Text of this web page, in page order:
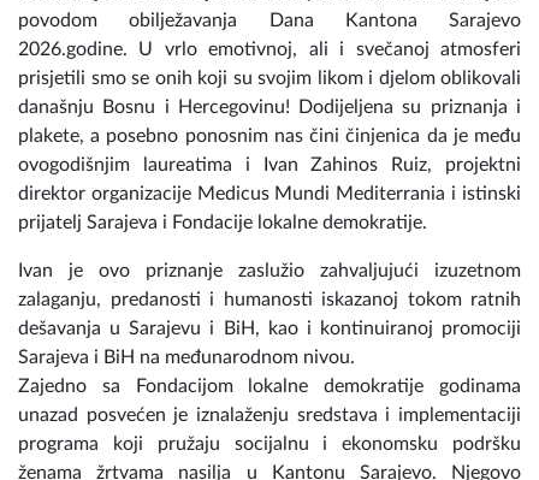
Proteklog petka (08.05) u Narodnom pozorištu Sarajevo
održana je Svečana sjednica Skupštine Kantona Sarajevo
povodom obilježavanja Dana Kantona Sarajevo
2026.godine. U vrlo emotivnoj, ali i svečanoj atmosferi
prisjetili smo se onih koji su svojim likom i djelom oblikovali
današnju Bosnu i Hercegovinu! Dodijeljena su priznanja i
plakete, a posebno ponosnim nas čini činjenica da je među
ovogodišnjim laureatima i Ivan Zahinos Ruiz, projektni
prijatelj Sarajeva i Fondacije lokalne demokratije.
Ivan je ovo priznanje zaslužio zahvaljujući izuzetnom
zalaganju, predanosti i humanosti iskazanoj tokom ratnih
dešavanja u Sarajevu i BiH, kao i kontinuiranoj promociji
Sarajeva i BiH na međunarodnom nivou.
Zajedno sa Fondacijom lokalne demokratije godinama
unazad posvećen je iznalaženju sredstava i implementaciji